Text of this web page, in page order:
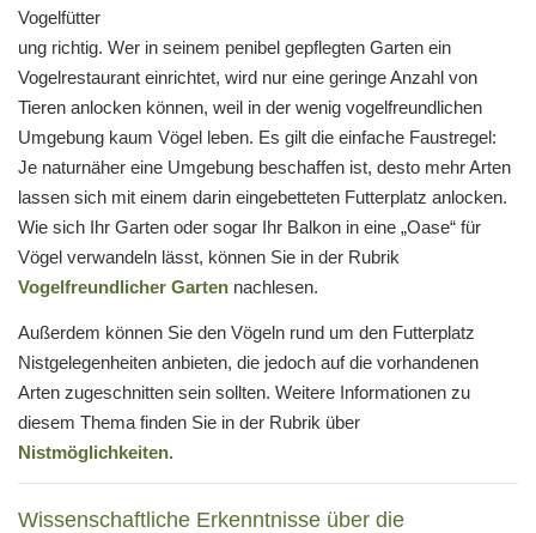
Vogelfütter
ung richtig. Wer in seinem penibel gepflegten Garten ein
Vogelrestaurant einrichtet, wird nur eine geringe Anzahl von
Tieren anlocken können, weil in der wenig vogelfreundlichen
Umgebung kaum Vögel leben. Es gilt die einfache Faustregel:
Je naturnäher eine Umgebung beschaffen ist, desto mehr Arten
lassen sich mit einem darin eingebetteten Futterplatz anlocken.
Wie sich Ihr Garten oder sogar Ihr Balkon in eine „Oase“ für
Vögel verwandeln lässt, können Sie in der Rubrik
Vogelfreundlicher Garten nachlesen.
Außerdem können Sie den Vögeln rund um den Futterplatz
Nistgelegenheiten anbieten, die jedoch auf die vorhandenen
Arten zugeschnitten sein sollten. Weitere Informationen zu
diesem Thema finden Sie in der Rubrik über
Nistmöglichkeiten.
Wissenschaftliche Erkenntnisse über die